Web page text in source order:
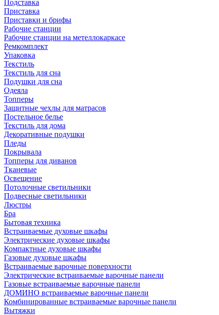
Подставка
Приставка
Приставки и брифы
Рабочие станции
Рабочие станции на метеллокаркасе
Ремкомплект
Упаковка
Текстиль
Текстиль для сна
Подушки для сна
Одеяла
Топперы
Защитные чехлы для матрасов
Постельное белье
Текстиль для дома
Декоративные подушки
Пледы
Покрывала
Топперы для диванов
Тканевые
Освещение
Потолочные светильники
Подвесные светильники
Люстры
Бра
Бытовая техника
Встраиваемые духовые шкафы
Электрические духовые шкафы
Компактные духовые шкафы
Газовые духовые шкафы
Встраиваемые варочные поверхности
Электрические встраиваемые варочные панели
Газовые встраиваемые варочные панели
ДОМИНО встраиваемые варочные панели
Комбинированные встраиваемые варочные панели
Вытяжки